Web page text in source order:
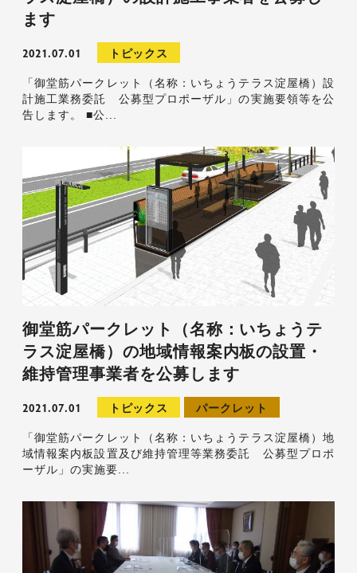
ます
2021.07.01 トピックス
「御堂筋パークレット（名称：いちょうテラス淀屋橋）設
計施工業務委託 公募型プロポーザル」の実施要領等を公
告します。 ■公...
御堂筋パークレット（名称：いちょうテ
ラス淀屋橋）の地域情報案内板の設置・
維持管理事業者を公募します
2021.07.01 トピックス パークレット
「御堂筋パークレット（名称：いちょうテラス淀屋橋）地
域情報案内板設置及び維持管理等業務委託 公募型プロポ
ーザル」の実施要...